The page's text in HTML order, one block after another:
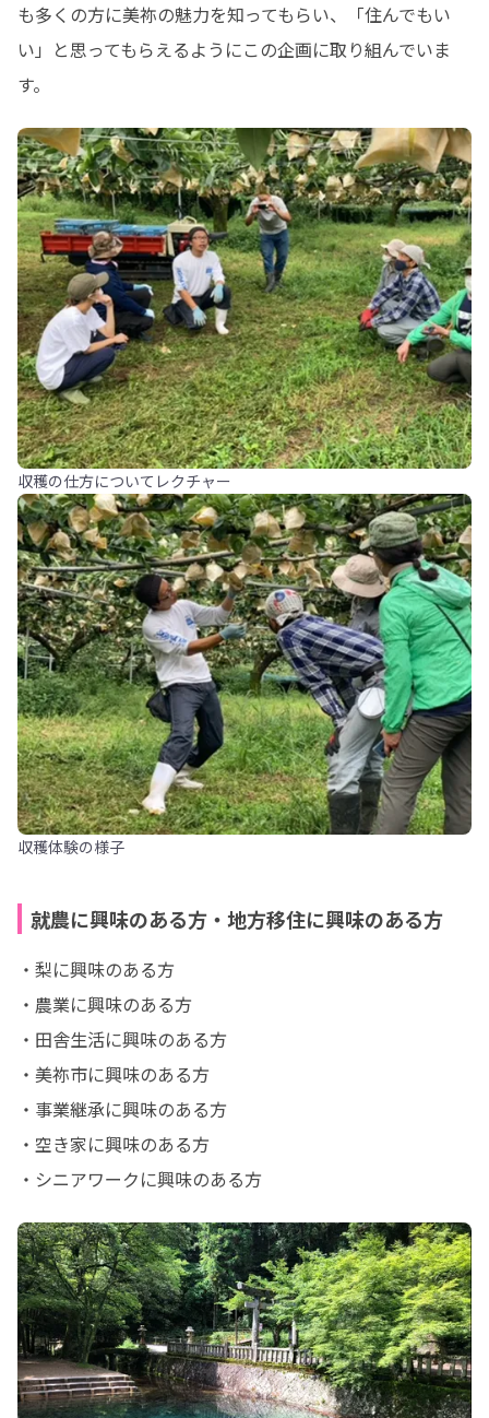
も多くの方に美祢の魅力を知ってもらい、「住んでもい
い」と思ってもらえるようにこの企画に取り組んでいま
す。
収穫の仕方についてレクチャー
収穫体験の様子
就農に興味のある方・地方移住に興味のある方
・梨に興味のある方
・農業に興味のある方
・田舎生活に興味のある方
・美祢市に興味のある方
・事業継承に興味のある方
・空き家に興味のある方
・シニアワークに興味のある方